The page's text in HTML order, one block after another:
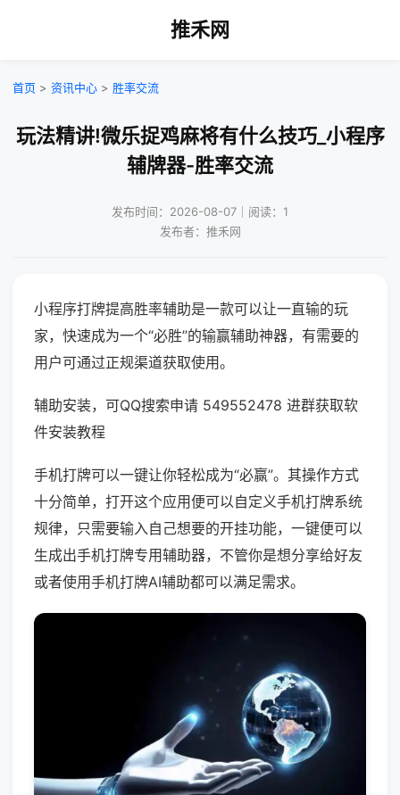
推禾网
首页 > 资讯中心 > 胜率交流
玩法精讲!微乐捉鸡麻将有什么技巧_小程序
辅牌器-胜率交流
发布时间：2026-08-07｜阅读：1
发布者：推禾网
小程序打牌提高胜率辅助是一款可以让一直输的玩
家，快速成为一个“必胜”的输赢辅助神器，有需要的
用户可通过正规渠道获取使用。
辅助安装，可QQ搜索申请 549552478 进群获取软
件安装教程
手机打牌可以一键让你轻松成为“必赢”。其操作方式
十分简单，打开这个应用便可以自定义手机打牌系统
规律，只需要输入自己想要的开挂功能，一键便可以
生成出手机打牌专用辅助器，不管你是想分享给好友
或者使用手机打牌AI辅助都可以满足需求。